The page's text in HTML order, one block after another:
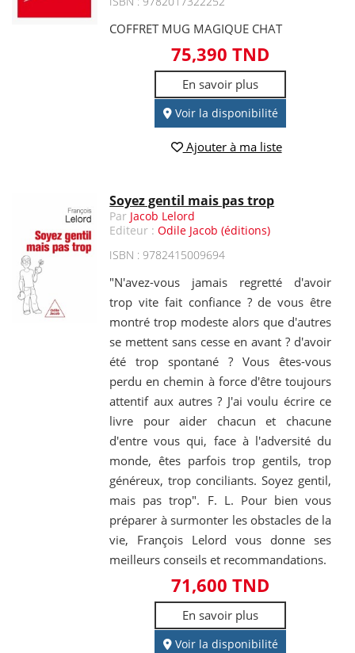
COFFRET MUG MAGIQUE CHAT
75,390 TND
En savoir plus
Voir la disponibilité
Ajouter à ma liste
Soyez gentil mais pas trop
Par Jacob Lelord
Editeur :Odile Jacob (éditions)
ISBN : 9782415009694
"N'avez-vous jamais regretté d'avoir
trop vite fait confiance ? de vous être
montré trop modeste alors que d'autres
se mettent sans cesse en avant ? d'avoir
été trop spontané ? Vous êtes-vous
perdu en chemin à force d'être toujours
attentif aux autres ? J'ai voulu écrire ce
livre pour aider chacun et chacune
d'entre vous qui, face à l'adversité du
monde, êtes parfois trop gentils, trop
généreux, trop conciliants. Soyez gentil,
mais pas trop". F. L. Pour bien vous
préparer à surmonter les obstacles de la
vie, François Lelord vous donne ses
meilleurs conseils et recommandations.
71,600 TND
En savoir plus
Voir la disponibilité